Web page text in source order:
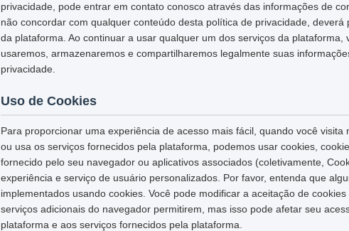
privacidade, pode entrar em contato conosco através das informações de
não concordar com qualquer conteúdo desta política de privacidade,
da plataforma. Ao continuar a usar qualquer um dos serviços da plataforma,
usaremos, armazenaremos e compartilharemos legalmente suas
privacidade.
Uso de Cookies
Para proporcionar uma experiência de acesso mais fácil, quando você
ou usa os serviços fornecidos pela plataforma, podemos usar cookies,
fornecido pelo seu navegador ou aplicativos associados (coletivamente,
experiência e serviço de usuário personalizados. Por favor, entenda que
implementados usando cookies. Você pode modificar a aceitação de
serviços adicionais do navegador permitirem, mas isso pode afetar seu
plataforma e aos serviços fornecidos pela plataforma.